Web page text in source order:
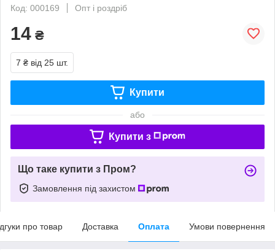
Код: 000169
Опт і роздріб
14 ₴
7 ₴ від 25 шт.
Купити
або
Купити з
Що таке купити з Пром?
Замовлення під захистом
про товар Доставка Оплата Умови повернення